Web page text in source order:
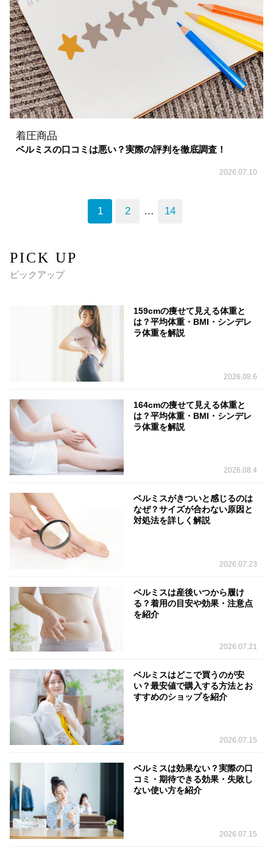
着圧商品
ベルミスの口コミは悪い？実際の評判を徹底調査！
2026.07.10
1 2 … 14
PICK UP
ピックアップ
159cmの痩せて見える体重と
は？平均体重・BMI・シンデレ
ラ体重を解説
2026.08.6
164cmの痩せて見える体重と
は？平均体重・BMI・シンデレ
ラ体重を解説
2026.08.4
ベルミスがきついと感じるのは
なぜ？サイズが合わない原因と
対処法を詳しく解説
2026.07.23
ベルミスは産後いつから履け
る？着用の目安や効果・注意点
を紹介
2026.07.21
ベルミスはどこで買うのが安
い？最安値で購入する方法とお
すすめのショップを紹介
2026.07.15
ベルミスは効果ない？実際の口
コミ・期待できる効果・失敗し
ない使い方を紹介
2026.07.15